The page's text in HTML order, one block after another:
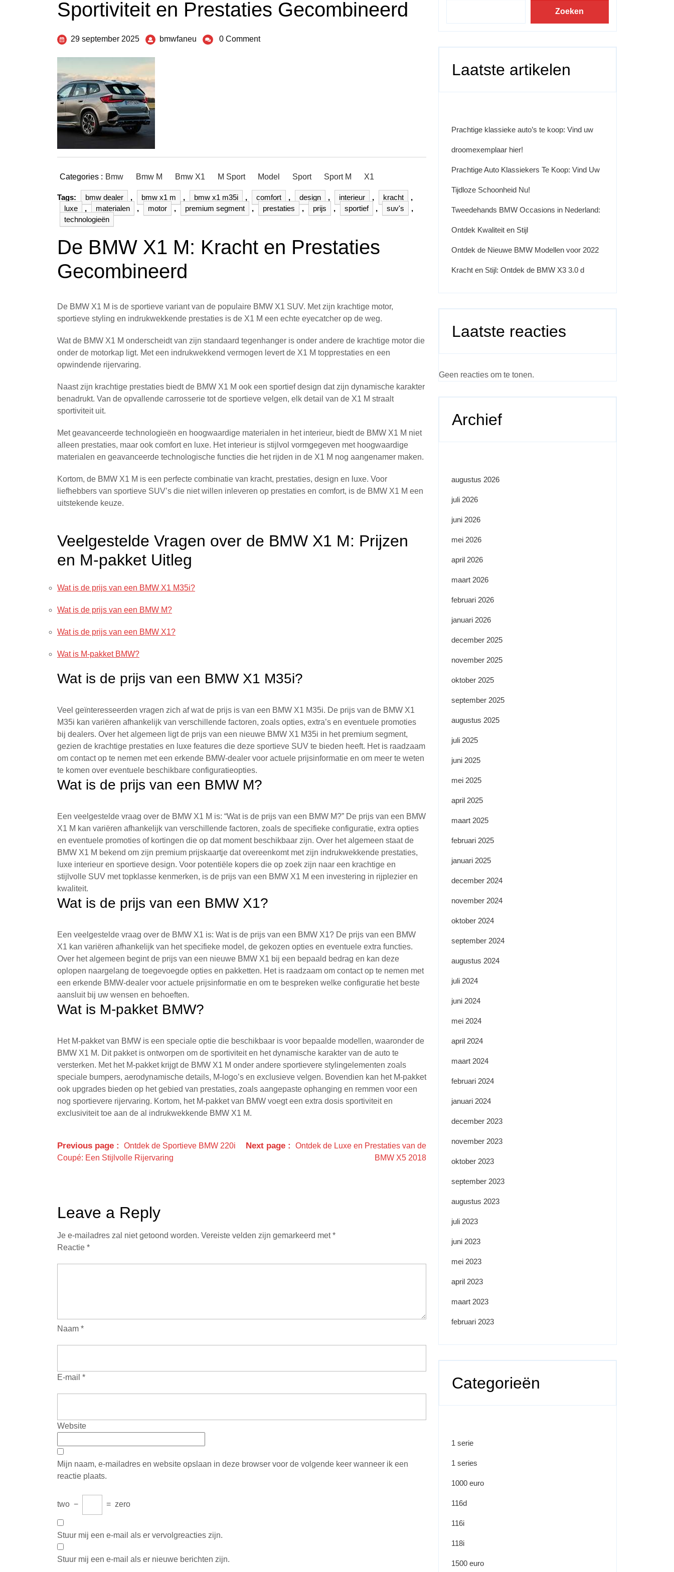
Sportiviteit en Prestaties Gecombineerd
29 september 2025 bmwfaneu 0 Comment
Categories : Bmw Bmw M Bmw X1 M Sport Model Sport Sport M X1
Tags: bmw dealer , bmw x1 m , bmw x1 m35i , comfort , design , interieur , kracht
,
luxe
, materialen , motor , premium segment , prestaties , prijs , sportief , suv's
,
technologieën
De BMW X1 M: Kracht en Prestaties
Gecombineerd
De BMW X1 M is de sportieve variant van de populaire BMW X1 SUV. Met zijn krachtige motor,
sportieve styling en indrukwekkende prestaties is de X1 M een echte eyecatcher op de weg.
Wat de BMW X1 M onderscheidt van zijn standaard tegenhanger is onder andere de krachtige motor die
onder de motorkap ligt. Met een indrukwekkend vermogen levert de X1 M topprestaties en een
opwindende rijervaring.
Naast zijn krachtige prestaties biedt de BMW X1 M ook een sportief design dat zijn dynamische karakter
benadrukt. Van de opvallende carrosserie tot de sportieve velgen, elk detail van de X1 M straalt
sportiviteit uit.
Met geavanceerde technologieën en hoogwaardige materialen in het interieur, biedt de BMW X1 M niet
alleen prestaties, maar ook comfort en luxe. Het interieur is stijlvol vormgegeven met hoogwaardige
materialen en geavanceerde technologische functies die het rijden in de X1 M nog aangenamer maken.
Kortom, de BMW X1 M is een perfecte combinatie van kracht, prestaties, design en luxe. Voor
liefhebbers van sportieve SUV’s die niet willen inleveren op prestaties en comfort, is de BMW X1 M een
uitstekende keuze.
Veelgestelde Vragen over de BMW X1 M: Prijzen
en M-pakket Uitleg
Wat is de prijs van een BMW X1 M35i?
Wat is de prijs van een BMW M?
Wat is de prijs van een BMW X1?
Wat is M-pakket BMW?
Wat is de prijs van een BMW X1 M35i?
Veel geïnteresseerden vragen zich af wat de prijs is van een BMW X1 M35i. De prijs van de BMW X1
M35i kan variëren afhankelijk van verschillende factoren, zoals opties, extra’s en eventuele promoties
bij dealers. Over het algemeen ligt de prijs van een nieuwe BMW X1 M35i in het premium segment,
gezien de krachtige prestaties en luxe features die deze sportieve SUV te bieden heeft. Het is raadzaam
om contact op te nemen met een erkende BMW-dealer voor actuele prijsinformatie en om meer te weten
te komen over eventuele beschikbare configuratieopties.
Wat is de prijs van een BMW M?
Een veelgestelde vraag over de BMW X1 M is: “Wat is de prijs van een BMW M?” De prijs van een BMW
X1 M kan variëren afhankelijk van verschillende factoren, zoals de specifieke configuratie, extra opties
en eventuele promoties of kortingen die op dat moment beschikbaar zijn. Over het algemeen staat de
BMW X1 M bekend om zijn premium prijskaartje dat overeenkomt met zijn indrukwekkende prestaties,
luxe interieur en sportieve design. Voor potentiële kopers die op zoek zijn naar een krachtige en
stijlvolle SUV met topklasse kenmerken, is de prijs van een BMW X1 M een investering in rijplezier en
kwaliteit.
Wat is de prijs van een BMW X1?
Een veelgestelde vraag over de BMW X1 is: Wat is de prijs van een BMW X1? De prijs van een BMW
X1 kan variëren afhankelijk van het specifieke model, de gekozen opties en eventuele extra functies.
Over het algemeen begint de prijs van een nieuwe BMW X1 bij een bepaald bedrag en kan deze
oplopen naargelang de toegevoegde opties en pakketten. Het is raadzaam om contact op te nemen met
een erkende BMW-dealer voor actuele prijsinformatie en om te bespreken welke configuratie het beste
aansluit bij uw wensen en behoeften.
Wat is M-pakket BMW?
Het M-pakket van BMW is een speciale optie die beschikbaar is voor bepaalde modellen, waaronder de
BMW X1 M. Dit pakket is ontworpen om de sportiviteit en het dynamische karakter van de auto te
versterken. Met het M-pakket krijgt de BMW X1 M onder andere sportievere stylingelementen zoals
speciale bumpers, aerodynamische details, M-logo’s en exclusieve velgen. Bovendien kan het M-pakket
ook upgrades bieden op het gebied van prestaties, zoals aangepaste ophanging en remmen voor een
nog sportievere rijervaring. Kortom, het M-pakket van BMW voegt een extra dosis sportiviteit en
exclusiviteit toe aan de al indrukwekkende BMW X1 M.
Previous page
Ontdek de Sportieve BMW 220i
Coupé: Een Stijlvolle Rijervaring
Next page
Ontdek de Luxe en Prestaties van de
BMW X5 2018
Leave a Reply
Je e-mailadres zal niet getoond worden. Vereiste velden zijn gemarkeerd met*
Reactie *
Naam *
E-mail *
Website
Mijn naam, e-mailadres en website opslaan in deze browser voor de volgende keer wanneer ik een
reactie plaats.
two − = zero
Stuur mij een e-mail als er vervolgreacties zijn.
Stuur mij een e-mail als er nieuwe berichten zijn.
Zoeken
Laatste artikelen
Prachtige klassieke auto’s te koop: Vind uw
droomexemplaar hier!
Prachtige Auto Klassiekers Te Koop: Vind Uw
Tijdloze Schoonheid Nu!
Tweedehands BMW Occasions in Nederland:
Ontdek Kwaliteit en Stijl
Ontdek de Nieuwe BMW Modellen voor 2022
Kracht en Stijl: Ontdek de BMW X3 3.0 d
Laatste reacties
Geen reacties om te tonen.
Archief
augustus 2026
juli 2026
juni 2026
mei 2026
april 2026
maart 2026
februari 2026
januari 2026
december 2025
november 2025
oktober 2025
september 2025
augustus 2025
juli 2025
juni 2025
mei 2025
april 2025
maart 2025
februari 2025
januari 2025
december 2024
november 2024
oktober 2024
september 2024
augustus 2024
juli 2024
juni 2024
mei 2024
april 2024
maart 2024
februari 2024
januari 2024
december 2023
november 2023
oktober 2023
september 2023
augustus 2023
juli 2023
juni 2023
mei 2023
april 2023
maart 2023
februari 2023
Categorieën
1 serie
1 series
1000 euro
116d
116i
118i
1500 euro